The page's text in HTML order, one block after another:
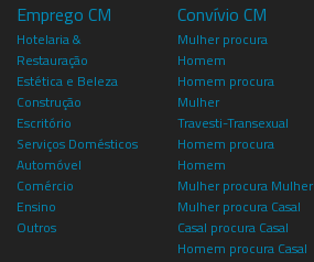
Emprego CM
Hotelaria &
Restauração
Estética e Beleza
Construção
Escritório
Serviços Domésticos
Automóvel
Comércio
Ensino
Outros
Convívio CM
Mulher procura
Homem
Homem procura
Mulher
Travesti-Transexual
Homem procura
Homem
Mulher procura Mulher
Mulher procura Casal
Casal procura Casal
Homem procura Casal